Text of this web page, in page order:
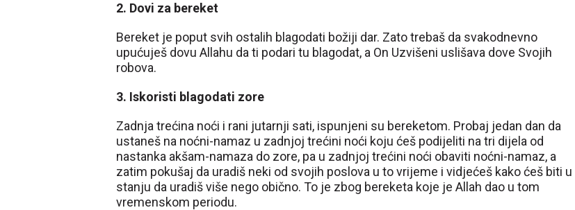
2. Dovi za bereket
Bereket je poput svih ostalih blagodati božiji dar. Zato trebaš da svakodnevno
upućuješ dovu Allahu da ti podari tu blagodat, a On Uzvišeni uslišava dove Svojih
robova.
3. Iskoristi blagodati zore
Zadnja trećina noći i rani jutarnji sati, ispunjeni su bereketom. Probaj jedan dan da
ustaneš na noćni-namaz u zadnjoj trećini noći koju ćeš podijeliti na tri dijela od
nastanka akšam-namaza do zore, pa u zadnjoj trećini noći obaviti noćni-namaz, a
zatim pokušaj da uradiš neki od svojih poslova u to vrijeme i vidjećeš kako ćeš biti u
stanju da uradiš više nego obično. To je zbog bereketa koje je Allah dao u tom
vremenskom periodu.